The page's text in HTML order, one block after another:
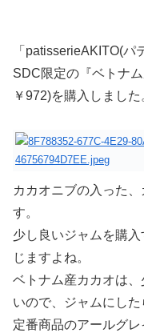
「patisserieAKITO(
SDC限定の『ベトナ
￥972)を購入しました
カカオニブの入った
す。
少し良いジャムを購
じますよね。
ベトナム産カカオは
いので、ジャムにした
定番商品のアールグ